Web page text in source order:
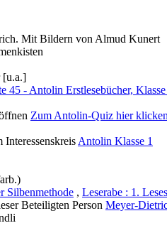
Mit Bildern von Almud Kunert
[u.a.]
45 - Antolin Erstlesebücher, Klasse
Zum Antolin-Quiz hier
Interessenskreis Antolin Klasse 1
Silbenmethode , Leserabe : 1.
Beteiligten Person Meyer-